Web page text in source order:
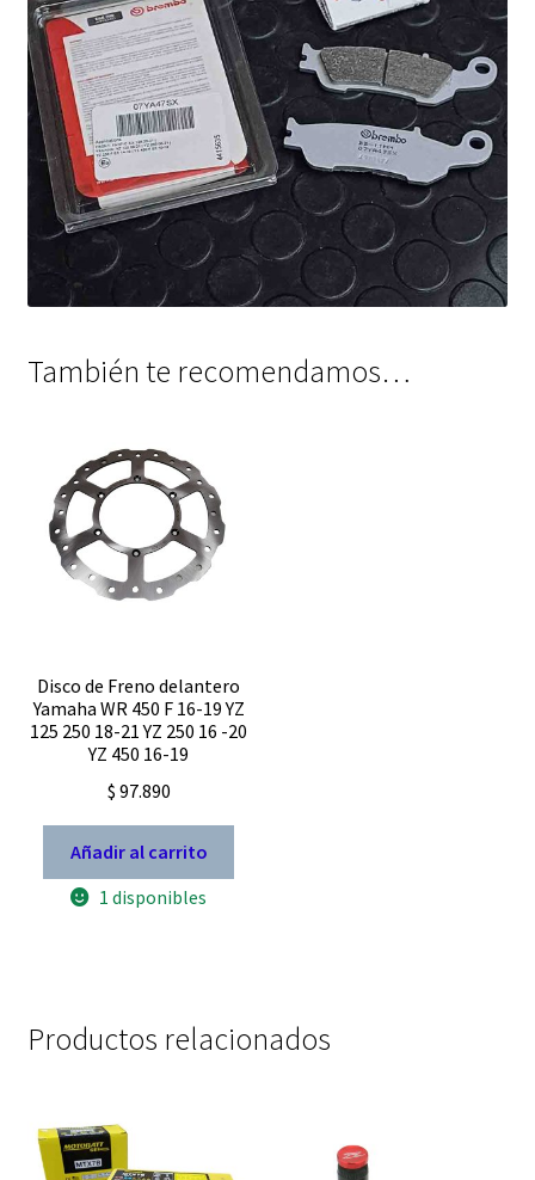
También te recomendamos…
Disco de Freno delantero
Yamaha WR 450 F 16-19 YZ
125 250 18-21 YZ 250 16 -20
YZ 450 16-19
$ 97.890
Añadir al carrito
1 disponibles
Productos relacionados